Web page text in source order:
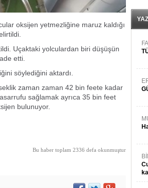
oksijen yetmezliğine maruz kaldığı
Uçaktaki yolculardan biri düşüşün
etti.
söylediğini aktardı.
zaman zaman 42 bin feete kadar
sağlamak ayrıca 35 bin feet
bulunuyor.
Bu haber toplam 2336 defa okunmuştur